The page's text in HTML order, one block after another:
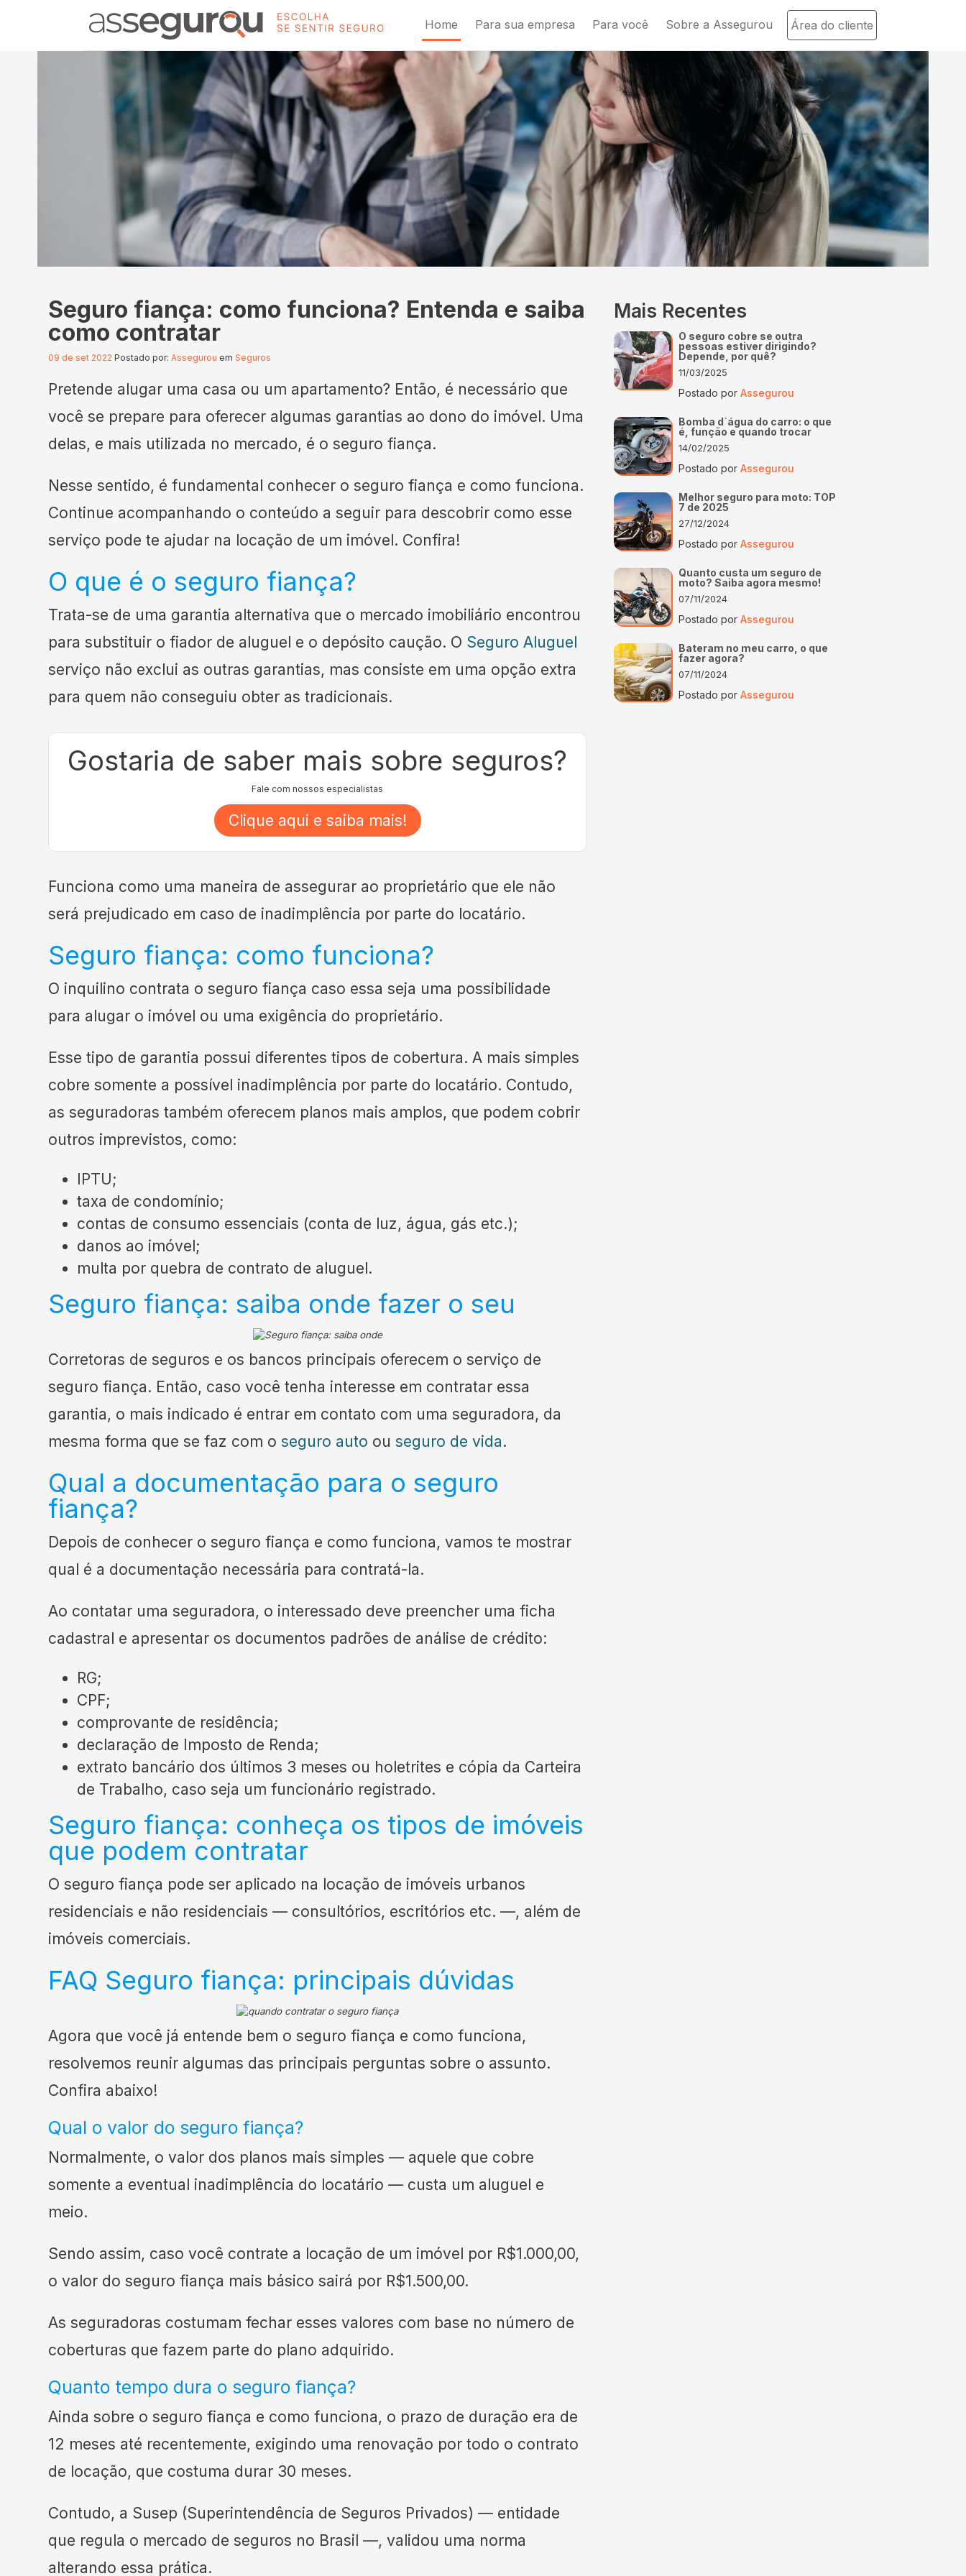
Home Para sua empresa Para você Sobre a Assegurou Área do cliente
Seguro fiança: como funciona? Entenda e saiba
como contratar
09 de set 2022 Postado por: Assegurou em Seguros
Pretende alugar uma casa ou um apartamento? Então, é necessário que
você se prepare para oferecer algumas garantias ao dono do imóvel. Uma
delas, e mais utilizada no mercado, é o seguro fiança.
Nesse sentido, é fundamental conhecer o seguro fiança e como funciona.
Continue acompanhando o conteúdo a seguir para descobrir como esse
serviço pode te ajudar na locação de um imóvel. Confira!
O que é o seguro fiança?
Trata-se de uma garantia alternativa que o mercado imobiliário encontrou
para substituir o fiador de aluguel e o depósito caução. O Seguro Aluguel
serviço não exclui as outras garantias, mas consiste em uma opção extra
para quem não conseguiu obter as tradicionais.
Gostaria de saber mais sobre seguros?
Fale com nossos especialistas
Clique aqui e saiba mais!
Funciona como uma maneira de assegurar ao proprietário que ele não
será prejudicado em caso de inadimplência por parte do locatário.
Seguro fiança: como funciona?
O inquilino contrata o seguro fiança caso essa seja uma possibilidade
para alugar o imóvel ou uma exigência do proprietário.
Esse tipo de garantia possui diferentes tipos de cobertura. A mais simples
cobre somente a possível inadimplência por parte do locatário. Contudo,
as seguradoras também oferecem planos mais amplos, que podem cobrir
outros imprevistos, como:
IPTU;
taxa de condomínio;
contas de consumo essenciais (conta de luz, água, gás etc.);
danos ao imóvel;
multa por quebra de contrato de aluguel.
Seguro fiança: saiba onde fazer o seu
Corretoras de seguros e os bancos principais oferecem o serviço de
seguro fiança. Então, caso você tenha interesse em contratar essa
garantia, o mais indicado é entrar em contato com uma seguradora, da
mesma forma que se faz com o seguro auto ou seguro de vida.
Qual a documentação para o seguro
fiança?
Depois de conhecer o seguro fiança e como funciona, vamos te mostrar
qual é a documentação necessária para contratá-la.
Ao contatar uma seguradora, o interessado deve preencher uma ficha
cadastral e apresentar os documentos padrões de análise de crédito:
RG;
CPF;
comprovante de residência;
declaração de Imposto de Renda;
extrato bancário dos últimos 3 meses ou holetrites e cópia da Carteira
de Trabalho, caso seja um funcionário registrado.
Seguro fiança: conheça os tipos de imóveis
que podem contratar
O seguro fiança pode ser aplicado na locação de imóveis urbanos
residenciais e não residenciais — consultórios, escritórios etc. —, além de
imóveis comerciais.
FAQ Seguro fiança: principais dúvidas
Agora que você já entende bem o seguro fiança e como funciona,
resolvemos reunir algumas das principais perguntas sobre o assunto.
Confira abaixo!
Qual o valor do seguro fiança?
Normalmente, o valor dos planos mais simples — aquele que cobre
somente a eventual inadimplência do locatário — custa um aluguel e
meio.
Sendo assim, caso você contrate a locação de um imóvel por R$1.000,00,
o valor do seguro fiança mais básico sairá por R$1.500,00.
As seguradoras costumam fechar esses valores com base no número de
coberturas que fazem parte do plano adquirido.
Quanto tempo dura o seguro fiança?
Ainda sobre o seguro fiança e como funciona, o prazo de duração era de
12 meses até recentemente, exigindo uma renovação por todo o contrato
de locação, que costuma durar 30 meses.
Contudo, a Susep (Superintendência de Seguros Privados) — entidade
que regula o mercado de seguros no Brasil —, validou uma norma
alterando essa prática.
Mais Recentes
O seguro cobre se outra
pessoas estiver dirigindo?
Depende, por quê?
11/03/2025
Postado porAssegurou
Bomba d`água do carro: o que
é, função e quando trocar
14/02/2025
Postado porAssegurou
Melhor seguro para moto: TOP
7 de 2025
27/12/2024
Postado porAssegurou
Quanto custa um seguro de
moto? Saiba agora mesmo!
07/11/2024
Postado porAssegurou
Bateram no meu carro, o que
fazer agora?
07/11/2024
Postado porAssegurou